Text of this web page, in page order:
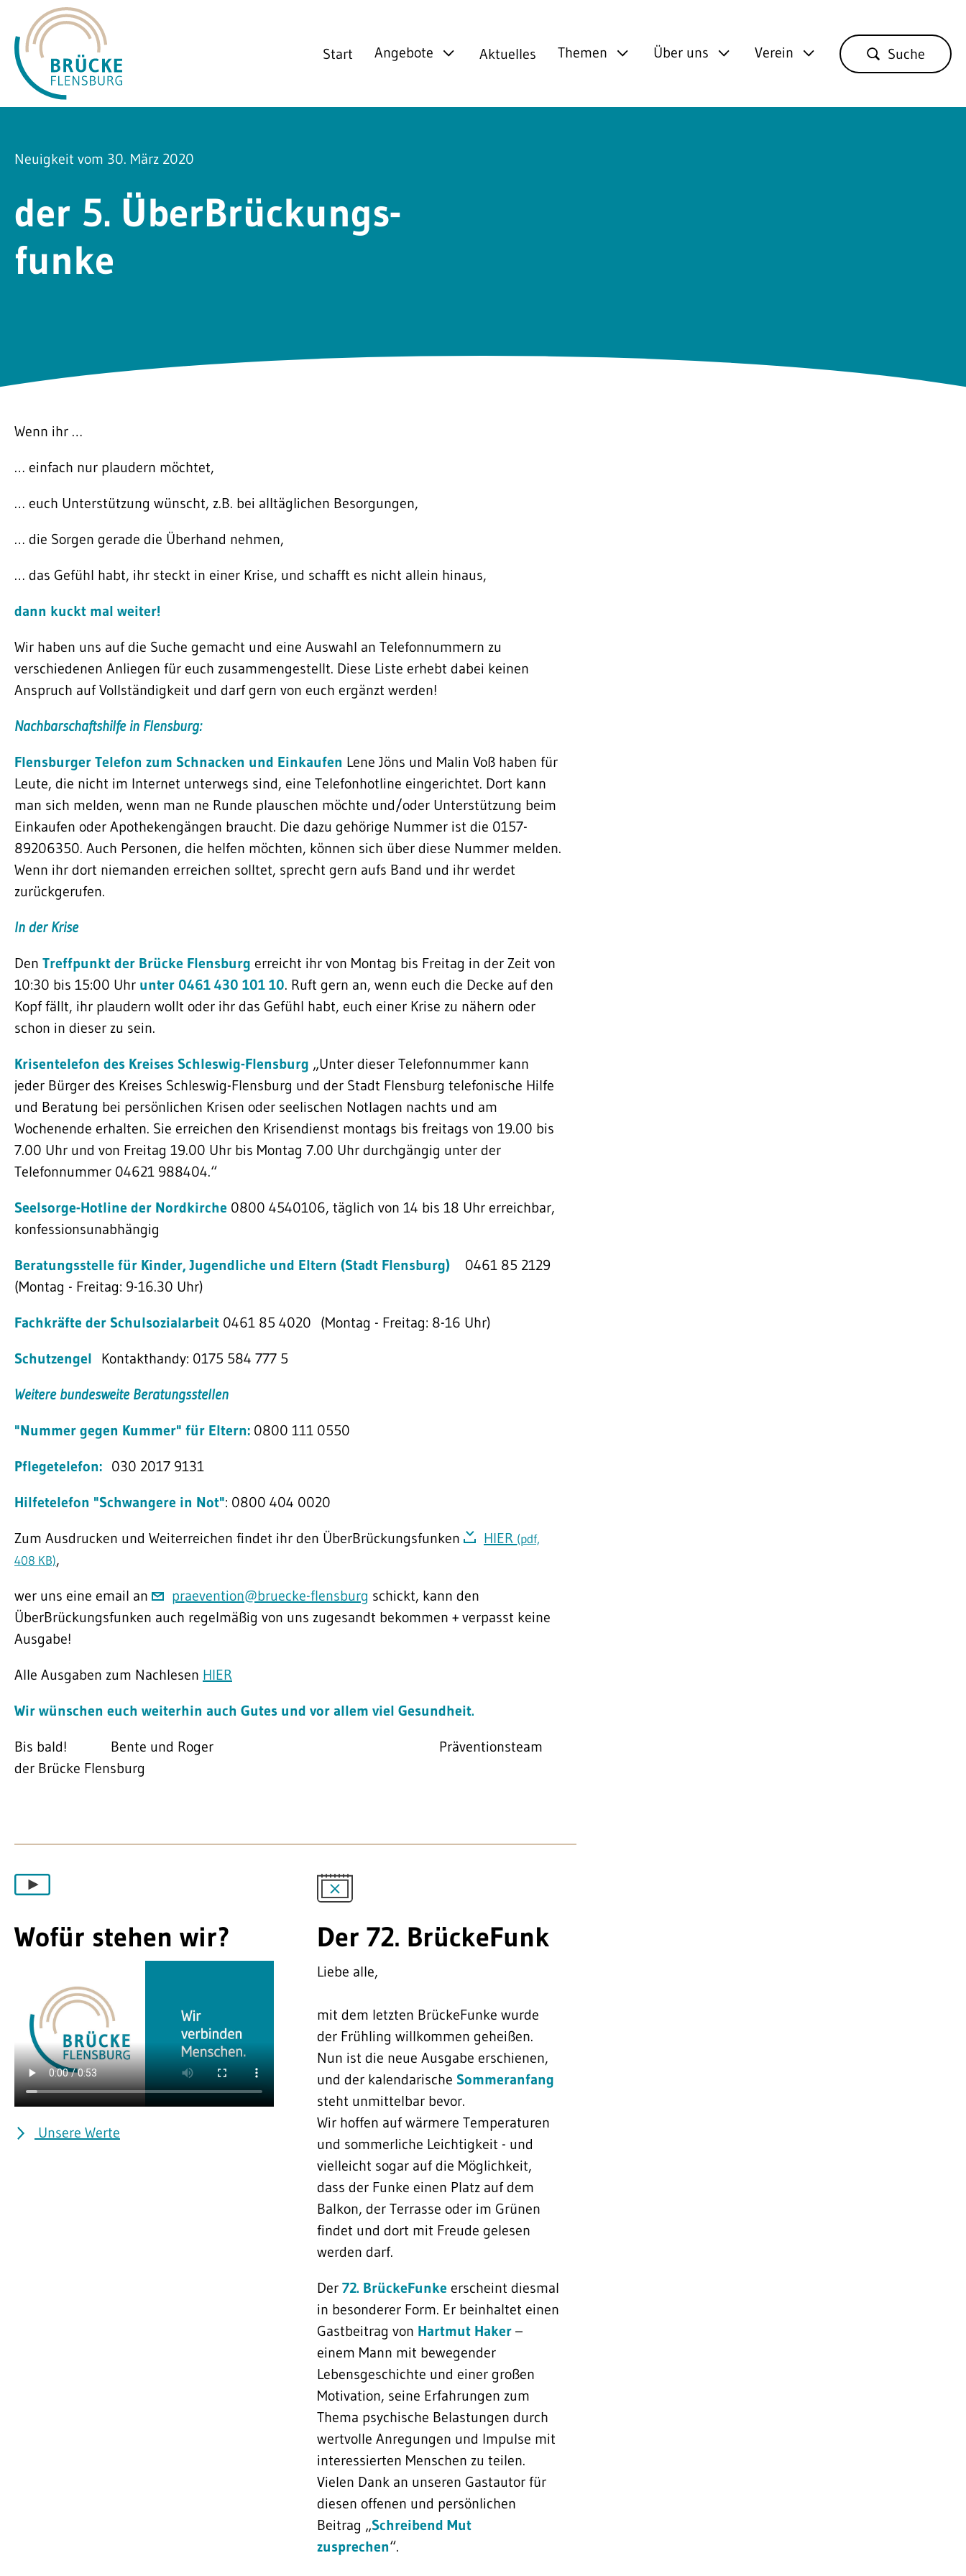
Start Angebote Aktuelles Themen Über uns Verein Suche
Neuigkeit vom 30. März 2020
der 5. ÜberBrückungs-
funke
Wenn ihr …
… einfach nur plaudern möchtet,
… euch Unterstützung wünscht, z.B. bei alltäglichen Besorgungen,
… die Sorgen gerade die Überhand nehmen,
… das Gefühl habt, ihr steckt in einer Krise, und schafft es nicht allein hinaus,
dann kuckt mal weiter!
Wir haben uns auf die Suche gemacht und eine Auswahl an Telefonnummern zu
verschiedenen Anliegen für euch zusammengestellt. Diese Liste erhebt dabei keinen
Anspruch auf Vollständigkeit und darf gern von euch ergänzt werden!
Nachbarschaftshilfe in Flensburg:
Flensburger Telefon zum Schnacken und Einkaufen Lene Jöns und Malin Voß haben für
Leute, die nicht im Internet unterwegs sind, eine Telefonhotline eingerichtet. Dort kann
man sich melden, wenn man ne Runde plauschen möchte und/oder Unterstützung beim
Einkaufen oder Apothekengängen braucht. Die dazu gehörige Nummer ist die 0157-
89206350. Auch Personen, die helfen möchten, können sich über diese Nummer melden.
Wenn ihr dort niemanden erreichen solltet, sprecht gern aufs Band und ihr werdet
zurückgerufen.
In der Krise
Den Treffpunkt der Brücke Flensburg erreicht ihr von Montag bis Freitag in der Zeit von
10:30 bis 15:00 Uhr unter 0461 430 101 10. Ruft gern an, wenn euch die Decke auf den
Kopf fällt, ihr plaudern wollt oder ihr das Gefühl habt, euch einer Krise zu nähern oder
schon in dieser zu sein.
Krisentelefon des Kreises Schleswig-Flensburg „Unter dieser Telefonnummer kann
jeder Bürger des Kreises Schleswig-Flensburg und der Stadt Flensburg telefonische Hilfe
und Beratung bei persönlichen Krisen oder seelischen Notlagen nachts und am
Wochenende erhalten. Sie erreichen den Krisendienst montags bis freitags von 19.00 bis
7.00 Uhr und von Freitag 19.00 Uhr bis Montag 7.00 Uhr durchgängig unter der
Telefonnummer 04621 988404.“
Seelsorge-Hotline der Nordkirche 0800 4540106, täglich von 14 bis 18 Uhr erreichbar,
konfessionsunabhängig
Beratungsstelle für Kinder, Jugendliche und Eltern (Stadt Flensburg) 0461 85 2129
(Montag - Freitag: 9-16.30 Uhr)
Fachkräfte der Schulsozialarbeit 0461 85 4020 (Montag - Freitag: 8-16 Uhr)
Schutzengel Kontakthandy: 0175 584 777 5
Weitere bundesweite Beratungsstellen
"Nummer gegen Kummer" für Eltern: 0800 111 0550
Pflegetelefon: 030 2017 9131
Hilfetelefon "Schwangere in Not": 0800 404 0020
Zum Ausdrucken und Weiterreichen findet ihr den ÜberBrückungsfunken HIER (pdf,
408 KB),
wer uns eine email an praevention@bruecke-flensburg schickt, kann den
ÜberBrückungsfunken auch regelmäßig von uns zugesandt bekommen + verpasst keine
Ausgabe!
Alle Ausgaben zum Nachlesen HIER
Wir wünschen euch weiterhin auch Gutes und vor allem viel Gesundheit.
Bis bald! Bente und Roger Präventionsteam
der Brücke Flensburg
Wofür stehen wir?
Unsere Werte
Der 72. BrückeFunk
Liebe alle,
mit dem letzten BrückeFunke wurde
der Frühling willkommen geheißen.
Nun ist die neue Ausgabe erschienen,
und der kalendarischeSommeranfang
steht unmittelbar bevor.
Wir hoffen auf wärmere Temperaturen
und sommerliche Leichtigkeit - und
vielleicht sogar auf die Möglichkeit,
dass der Funke einen Platz auf dem
Balkon, der Terrasse oder im Grünen
findet und dort mit Freude gelesen
werden darf.
Der 72. BrückeFunke erscheint diesmal
in besonderer Form. Er beinhaltet einen
Gastbeitrag von Hartmut Haker –
einem Mann mit bewegender
Lebensgeschichte und einer großen
Motivation, seine Erfahrungen zum
Thema psychische Belastungen durch
wertvolle Anregungen und Impulse mit
interessierten Menschen zu teilen.
Vielen Dank an unseren Gastautor für
diesen offenen und persönlichen
Beitrag „Schreibend Mut
zusprechen“.